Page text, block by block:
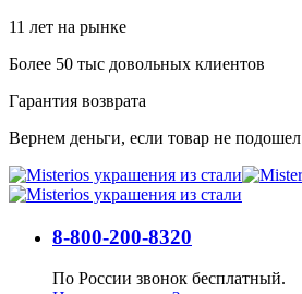
11 лет на рынке
Более 50 тыс довольных клиентов
Гарантия возврата
Вернем деньги, если товар не подошел
8-800-200-8320
По России звонок бесплатный.